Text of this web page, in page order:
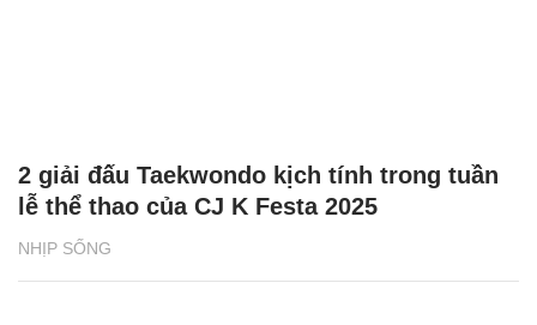
NHỊP SỐNG
2 giải đấu Taekwondo kịch tính trong tuần
lễ thể thao của CJ K Festa 2025